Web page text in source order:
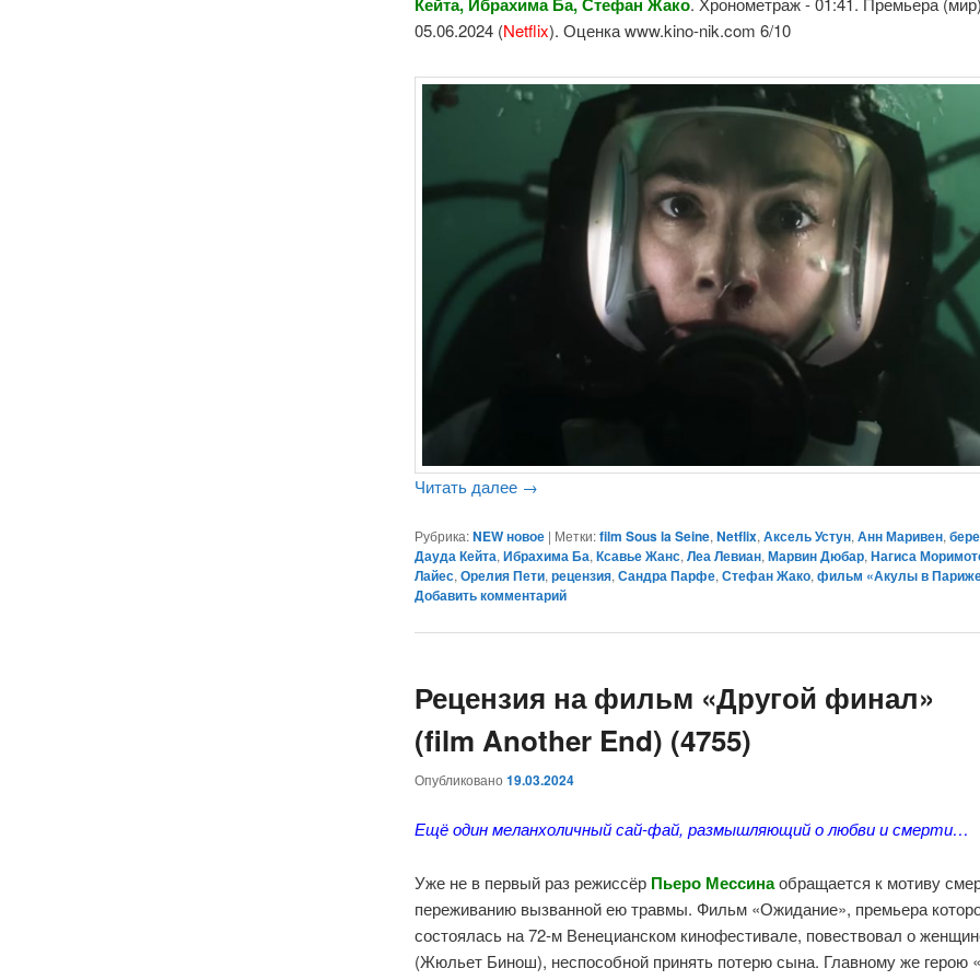
05.06.2024 (Netflix). Оценка www.kino-nik.com 6/10
Читать далее →
Рубрика: NEW новое | Метки: film Sous la Seine,Netflix,Аксель Устун,Анн Маривен,
Дауда Кейта,Ибрахима Ба,Ксавье Жанс,Леа Левиан,Марвин Дюбар,Нагиса
Лайес,Орелия Пети,рецензия,Сандра Парфе,Стефан Жако,фильм «Акулы в
Добавить комментарий
Рецензия на фильм «Другой финал»
(film Another End) (4755)
Опубликовано19.03.2024
Ещё один меланхоличный сай-фай, размышляющий о любви и смерти…
Уже не в первый раз режиссёр Пьеро Мессинаобращается к мотиву
переживанию вызванной ею травмы. Фильм «Ожидание», премьера
состоялась на 72-м Венецианском кинофестивале, повествовал о
(Жюльет Бинош), неспособной принять потерю сына. Главному же герою